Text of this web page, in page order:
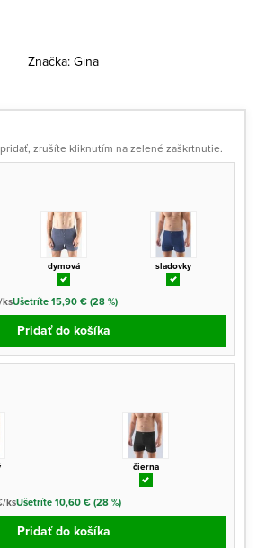
Značka: Gina
zrušíte kliknutím na zelené zaškrtnutie.
dymová sladovky
ksUšetríte 15,90 € (28 %)
Pridať do košíka
čierna
ksUšetríte 10,60 € (28 %)
Pridať do košíka